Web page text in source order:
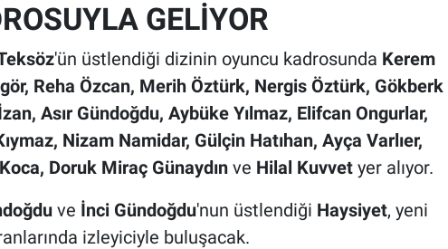
GELİYOR
'ün üstlendiği dizinin oyuncu kadrosunda Kerem
Reha Özcan, Merih Öztürk, Nergis Öztürk, Gökberk
Asır Gündoğdu, Aybüke Yılmaz, Elifcan Ongurlar,
Nizam Namidar, Gülçin Hatıhan, Ayça Varlıer,
Doruk Miraç Günaydınve Hilal Kuvvetyer alıyor.
ve İnci Gündoğdu'nun üstlendiği Haysiyet, yeni
izleyiciyle buluşacak.